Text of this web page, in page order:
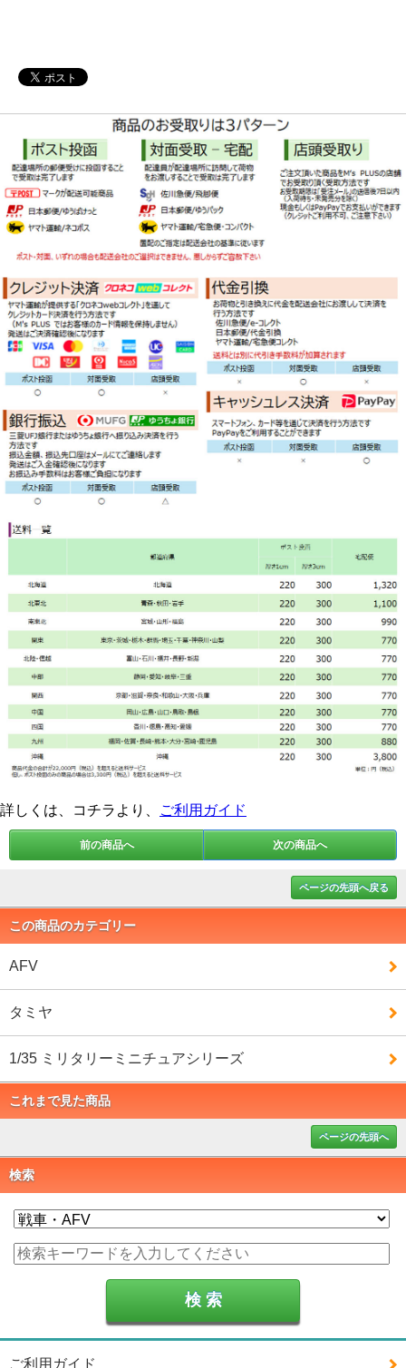
詳しくは、コチラより、 ご利用ガイド
前の商品へ 次の商品へ
ページの先頭へ戻る
この商品のカテゴリー
AFV
タミヤ
1/35 ミリタリーミニチュアシリーズ
これまで見た商品
ページの先頭へ
検索
ご利用ガイド